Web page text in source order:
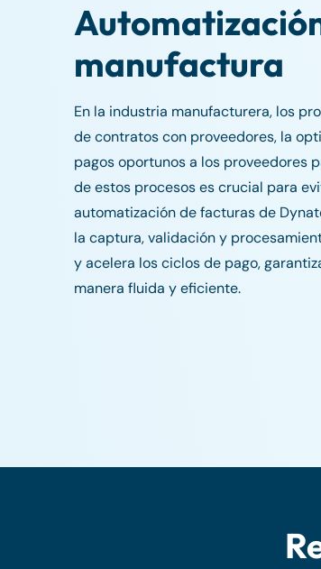
manufactura
En la industria manufacturera, los
de contratos con proveedores, la
pagos oportunos a los proveedores
de estos procesos es crucial para
automatización de facturas de
la captura, validación y
y acelera los ciclos de pago,
manera fluida y eficiente.